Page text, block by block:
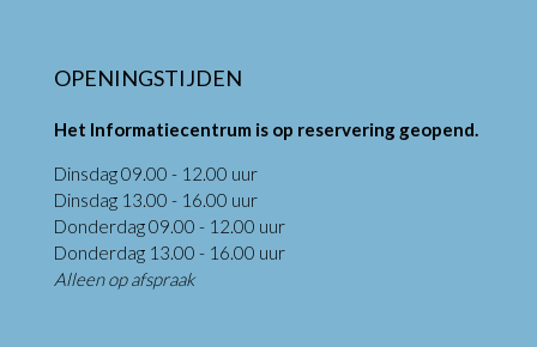
OPENINGSTIJDEN
Het Informatiecentrum is op reservering geopend.
Dinsdag 09.00 - 12.00 uur
Dinsdag 13.00 - 16.00 uur
Donderdag 09.00 - 12.00 uur
Donderdag 13.00 - 16.00 uur
Alleen op afspraak